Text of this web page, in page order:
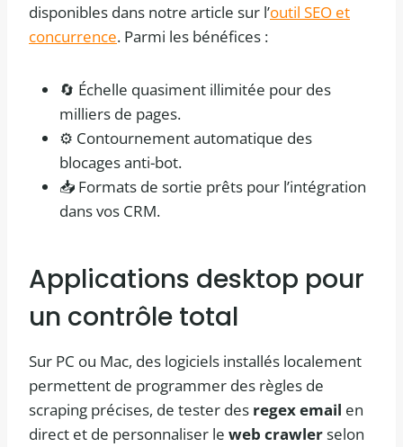
disponibles dans notre article sur l’outil SEO et
concurrence. Parmi les bénéfices :
🔄 Échelle quasiment illimitée pour des
milliers de pages.
⚙️ Contournement automatique des
blocages anti-bot.
📥 Formats de sortie prêts pour l’intégration
dans vos CRM.
Applications desktop pour
un contrôle total
Sur PC ou Mac, des logiciels installés localement
permettent de programmer des règles de
scraping précises, de tester des regex email en
direct et de personnaliser le web crawlerselon